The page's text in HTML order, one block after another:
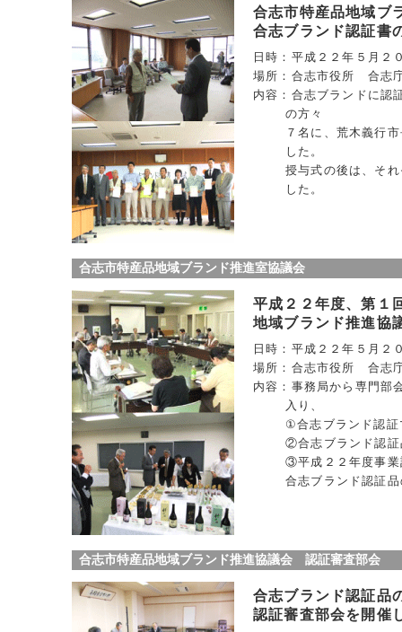
合志市特産品地域ブ
合志ブランド認証書
日時：平成２２年５月２
場所：合志市役所 合志
内容：合志ブランドに認
の方々
７名に、荒木義行
した。
授与式の後は、そ
した。
合志市特産品地域ブランド推進室協議会
平成２２年度、第１
地域ブランド推進協
日時：平成２２年５月２
場所：合志市役所 合志
内容：事務局から専門部
入り、
①合志ブランド認証
②合志ブランド認証
③平成２２年度事業
合志ブランド認証
合志市特産品地域ブランド推進協議会 認証審査部会
合志ブランド認証品
認証審査部会を開催